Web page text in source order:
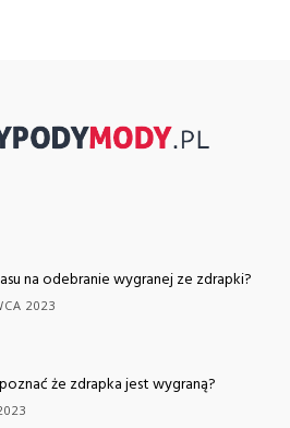
na odebranie wygranej ze zdrapki?
2023
że zdrapka jest wygraną?